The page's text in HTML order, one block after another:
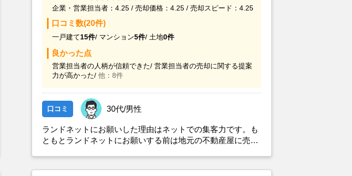
企業・営業担当者：4.25 / 売却価格：4.25 / 売却スピード：4.25
口コミ数(20件)
一戸建て15件/ マンション5件/ 土地0件
良かった点
営業担当者の人柄が信頼できた/ 営業担当者の売却に関する提案
力が高かった/ 他：8件
口コミ 30代/男性
ランドネットにお願いした理由はネットでの集客力です。も
ともとランドネットにお願いする前は地元の不動産屋に売却